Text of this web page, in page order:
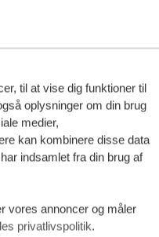
til at vise dig funktioner til
oplysninger om din brug
medier,
kan kombinere disse data
indsamlet fra din brug af
vores annoncer og måler
privatlivspolitik.